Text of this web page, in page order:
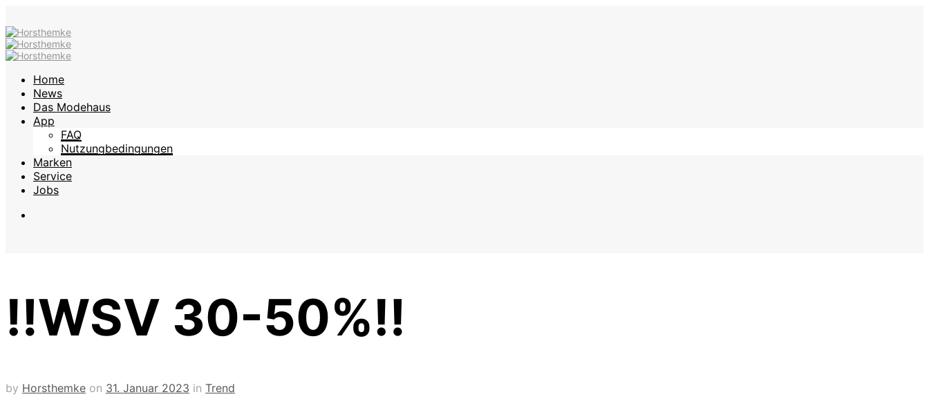
Home
News
Das Modehaus
App
FAQ
Nutzungbedingungen
Marken
Service
Jobs
‼️WSV 30-50%‼️
by Horsthemke on 31. Januar 2023 in Trend